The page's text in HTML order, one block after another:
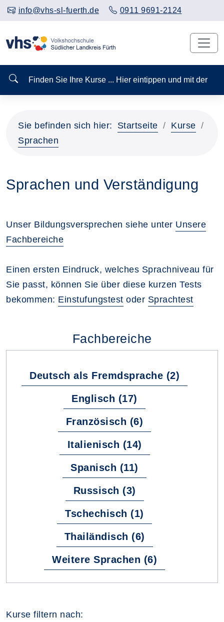
info@vhs-sl-fuerth.de 0911 9691-2124
Finden Sie Ihre Kurse ... Hier eintippen und mit
Sie befinden sich hier: Startseite
Kurse
Sprachen
Sprachen und Verständigung
Unser Bildungsversprechen siehe unter Unsere
Fachbereiche
Einen ersten Eindruck, welches Sprachniveau für
Sie passt, können Sie über diese kurzen Tests
bekommen: Einstufungstest oder Sprachtest
Fachbereiche
Deutsch als Fremdsprache (2)
Englisch (17)
Französisch (6)
Italienisch (14)
Spanisch (11)
Russisch (3)
Tschechisch (1)
Thailändisch (6)
Weitere Sprachen (6)
Kurse filtern nach: